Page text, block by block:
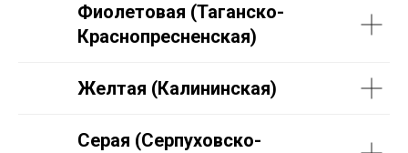
Фиолетовая (Таганско-
Краснопресненская)
Желтая (Калининская)
Серая (Серпуховско-